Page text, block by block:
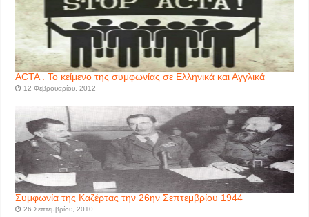
ACTA . Το κείμενο της συμφωνίας σε Ελληνικά και Αγγλικά
12 Φεβρουαρίου, 2012
Συμφωνία της Καζέρτας την 26ην Σεπτεμβρίου 1944
26 Σεπτεμβρίου, 2010